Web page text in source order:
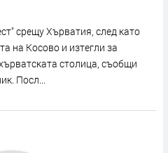
срещу Хърватия, след като
на Косово и изтегли за
столица, съобщи
Посл...